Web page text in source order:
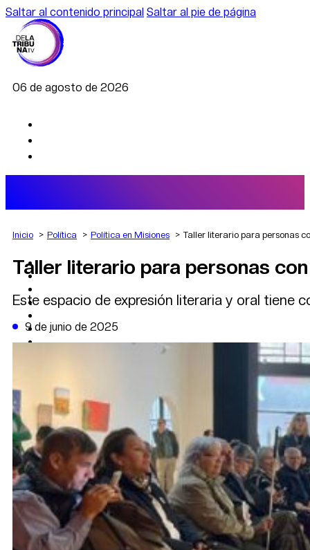
Saltar al contenido principal Saltar al pie de página
06 de agosto de 2026
AGRO
DEPORTES
POLÍTICA
DATA FIRME
DE LA TRIBUNA TV
Inicio Política Política en Misiones Taller literario para personas
Taller literario para personas
Este espacio de expresión literaria y oral tiene
9 de junio de 2025